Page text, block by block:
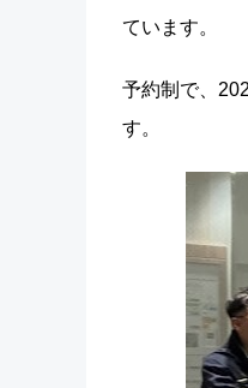
ています。
予約制で、
す。